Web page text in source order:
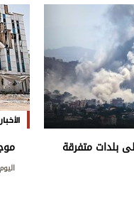
بلدات متفرقة
اليوم 01:18